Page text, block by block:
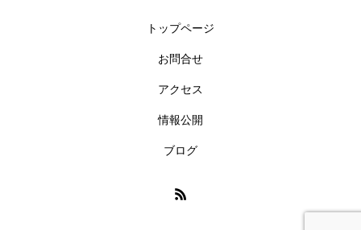
トップページ
お問合せ
アクセス
情報公開
ブログ